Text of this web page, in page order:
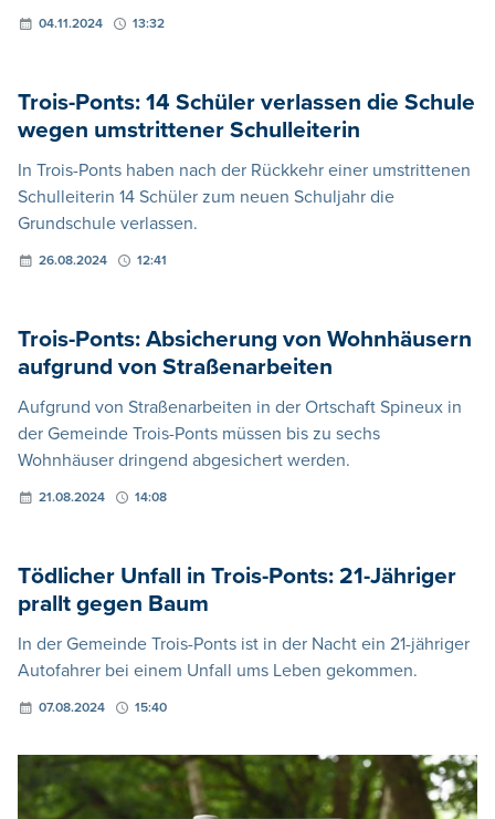
04.11.2024 13:32
Trois-Ponts: 14 Schüler verlassen die Schule
wegen umstrittener Schulleiterin
In Trois-Ponts haben nach der Rückkehr einer umstrittenen
Schulleiterin 14 Schüler zum neuen Schuljahr die
Grundschule verlassen.
26.08.2024 12:41
Trois-Ponts: Absicherung von Wohnhäusern
aufgrund von Straßenarbeiten
Aufgrund von Straßenarbeiten in der Ortschaft Spineux in
der Gemeinde Trois-Ponts müssen bis zu sechs
Wohnhäuser dringend abgesichert werden.
21.08.2024 14:08
Tödlicher Unfall in Trois-Ponts: 21-Jähriger
prallt gegen Baum
In der Gemeinde Trois-Ponts ist in der Nacht ein 21-jähriger
Autofahrer bei einem Unfall ums Leben gekommen.
07.08.2024 15:40